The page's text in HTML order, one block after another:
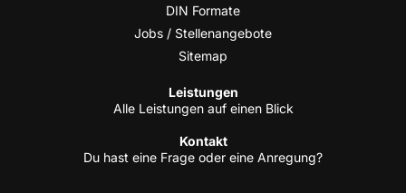
DIN For­ma­te
Jobs / Stellenangebote
Site­map
Leis­tun­gen
Alle Leis­tun­gen auf einen Blick
Kon­takt
Du hast eine Fra­ge oder eine Anregung?